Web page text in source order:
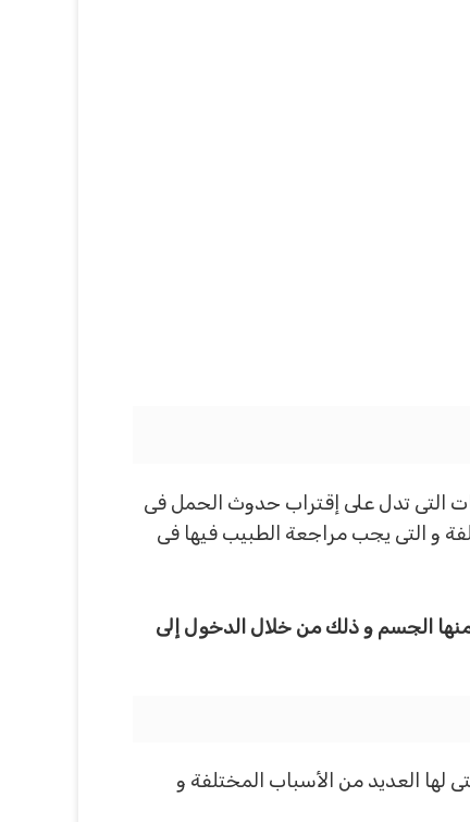
التى تدل على إقتراب حدوث الحمل فى
و التى يجب مراجعة الطبيب فيها فى
منها الجسم و ذلك من خلال الدخول إلى
العديد من الأسباب المختلفة و